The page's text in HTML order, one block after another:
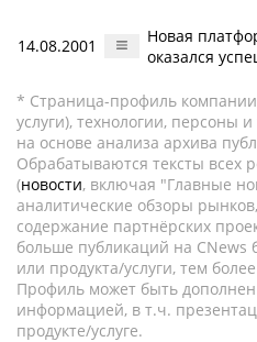
14.08.2001
Новая
оказался
* Страница-профиль
услуги), технологии, персоны
на основе анализа архива
Обрабатываются тексты всех
(новости, включая "Главные
аналитические обзоры
содержание партнёрских
больше публикаций на
или продукта/услуги, тем
Профиль может быть
информацией, в т.ч.
продукте/услуге.